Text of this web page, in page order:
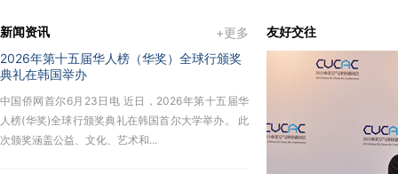
+更多
新闻资讯
2026年第十五届华人榜（华奖）全球行颁奖
典礼在韩国举办
中国侨网首尔6月23日电 近日，2026年第十五届华
人榜(华奖)全球行颁奖典礼在韩国首尔大学举办。 此
次颁奖涵盖公益、文化、艺术和...
友好交往